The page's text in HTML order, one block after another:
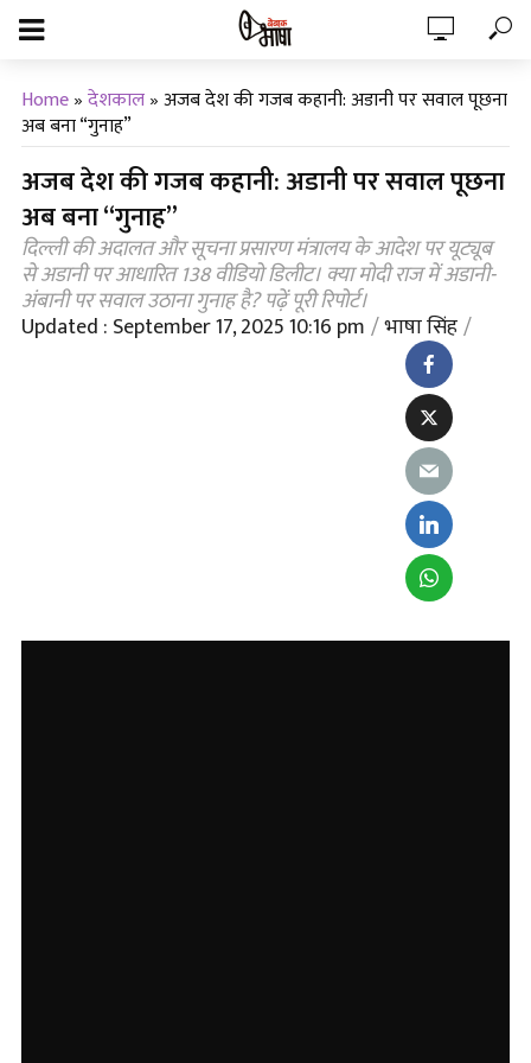
Home»देशकाल»अजब देश की गजब कहानी: अडानी पर सवाल पूछना
अब बना “गुनाह”
अजब देश की गजब कहानी: अडानी पर सवाल पूछना
अब बना “गुनाह”
दिल्ली की अदालत और सूचना प्रसारण मंत्रालय के आदेश पर यूट्यूब
से अडानी पर आधारित 138 वीडियो डिलीट। क्या मोदी राज में अडानी-
अंबानी पर सवाल उठाना गुनाह है? पढ़ें पूरी रिपोर्ट।
Updated : September 17, 2025 10:16 pm भाषा सिंह